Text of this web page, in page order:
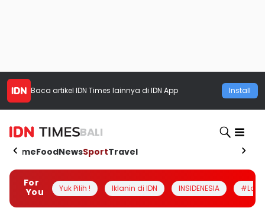
Baca artikel IDN Times lainnya di IDN App Install
BALI
HomeFoodNewsSportTravel
For
You
Yuk Pilih ! Iklanin di IDN INSIDENESIA